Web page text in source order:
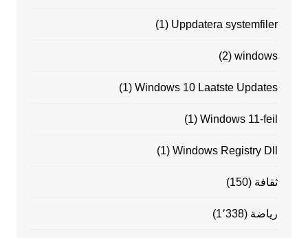
Uppdatera systemfiler
(1)
windows
(2)
Windows 10 Laatste Updates
(1)
Windows 11-feil
(1)
Windows Registry Dll
(1)
ثقافة (150)
رياضة (1٬338)